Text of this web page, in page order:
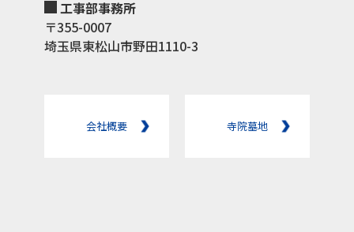
工事部事務所
〒355-0007
埼玉県東松山市野田1110-3
会社概要 寺院墓地